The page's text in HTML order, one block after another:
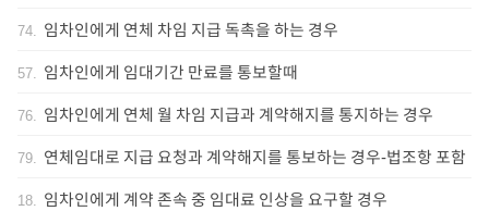
74. 임차인에게 연체 차임 지급 독촉을 하는 경우
57. 임차인에게 임대기간 만료를 통보할때
76. 임차인에게 연체 월 차임 지급과 계약해지를 통지하는 경우
79. 연체임대로 지급 요청과 계약해지를 통보하는 경우-법조항 포함
18. 임차인에게 계약 존속 중 임대료 인상을 요구할 경우